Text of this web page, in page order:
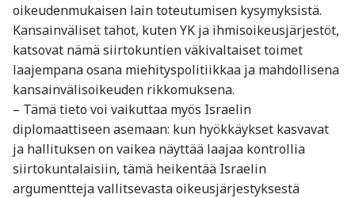
oikeudenmukaisen lain toteutumisen kysymyksistä.
Kansainväliset tahot, kuten YK ja ihmisoikeusjärjestöt,
katsovat nämä siirtokuntien väkivaltaiset toimet
laajempana osana miehityspolitiikkaa ja mahdollisena
kansainvälisoikeuden rikkomuksena.
– Tämä tieto voi vaikuttaa myös Israelin
diplomaattiseen asemaan: kun hyökkäykset kasvavat
ja hallituksen on vaikea näyttää laajaa kontrollia
siirtokuntalaisiin, tämä heikentää Israelin
argumentteja vallitsevasta oikeusjärjestyksestä